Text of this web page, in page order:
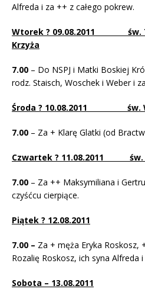
Alfreda i za ++ z całego pokrew.
Wtorek ? 09.08.2011 św.
Krzyża
7.00 – Do NSPJ i Matki Boskiej
rodz. Staisch, Woschek i Weber i
Środa ? 10.08.2011 św.
7.00 – Za + Klarę Glatki (od
Czwartek ? 11.08.2011 św.
7.00 – Za ++ Maksymiliana i
czyśćcu cierpiące.
Piątek ? 12.08.2011
7.00 – Za + męża Eryka Roskosz,
Rozalię Roskosz, ich syna Alfreda
Sobota – 13.08.2011